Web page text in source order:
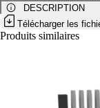
CUR-
COR-
01-
DESCRIPTION
Télécharger les
Produits similaires